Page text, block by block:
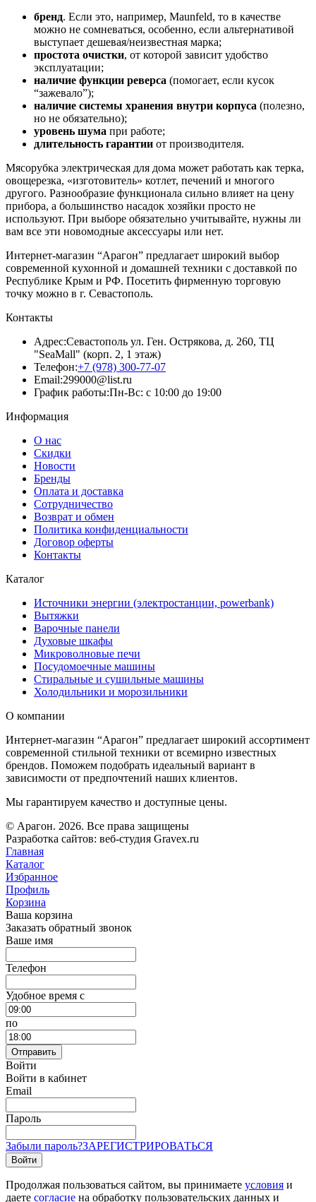
бренд. Если это, например, Maunfeld, то в качестве
можно не сомневаться, особенно, если альтернативой
выступает дешевая/неизвестная марка;
простота очистки, от которой зависит удобство
эксплуатации;
наличие функции реверса (помогает, если кусок
“зажевало”);
наличие системы хранения внутри корпуса (полезно,
но не обязательно);
уровень шума при работе;
длительность гарантии от производителя.
Мясорубка электрическая для дома может работать как терка,
овощерезка, «изготовитель» котлет, печений и многого
другого. Разнообразие функционала сильно влияет на цену
прибора, а большинство насадок хозяйки просто не
используют. При выборе обязательно учитывайте, нужны ли
вам все эти новомодные аксессуары или нет.
Интернет-магазин “Арагон” предлагает широкий выбор
современной кухонной и домашней техники с доставкой по
Республике Крым и РФ. Посетить фирменную торговую
точку можно в г. Севастополь.
Контакты
Адрес:Севастополь ул. Ген. Острякова, д. 260, ТЦ
"SeaMall" (корп. 2, 1 этаж)
Телефон:+7 (978) 300-77-07
Email:299000@list.ru
График работы:Пн-Вс: с 10:00 до 19:00
Информация
О нас
Скидки
Новости
Бренды
Оплата и доставка
Сотрудничество
Возврат и обмен
Политика конфиденциальности
Договор оферты
Контакты
Каталог
Источники энергии (электростанции, powerbank)
Вытяжки
Варочные панели
Духовые шкафы
Микроволновые печи
Посудомоечные машины
Стиральные и сушильные машины
Холодильники и морозильники
О компании
Интернет-магазин “Арагон” предлагает широкий ассортимент
современной стильной техники от всемирно известных
брендов. Поможем подобрать идеальный вариант в
зависимости от предпочтений наших клиентов.
Мы гарантируем качество и доступные цены.
© Арагон. 2026. Все права защищены
Разработка сайтов: веб-студия Gravex.ru
Главная
Каталог
Избранное
Профиль
Корзина
Ваша корзина
Заказать обратный звонок
Ваше имя
Телефон
Удобное время c
по
Отправить
Войти
Войти в кабинет
Email
Пароль
Забыли пароль?ЗАРЕГИСТРИРОВАТЬСЯ
Войти
Продолжая пользоваться сайтом, вы принимаете условия и
даете согласие на обработку пользовательских данных и